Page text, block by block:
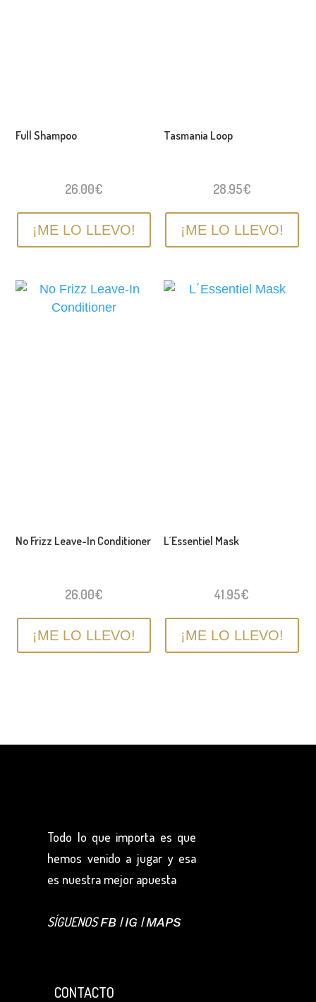
Full Shampoo
26.00€
¡ME LO LLEVO!
Tasmania Loop
28.95€
¡ME LO LLEVO!
No Frizz Leave-In Conditioner
26.00€
¡ME LO LLEVO!
L´Essentiel Mask
41.95€
¡ME LO LLEVO!
Todo lo que importa es que
hemos venido a jugar y esa
es nuestra mejor apuesta
SÍGUENOSFB |IG |MAPS
CONTACTO